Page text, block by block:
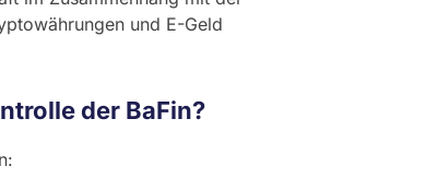
und E-Geld
der BaFin?